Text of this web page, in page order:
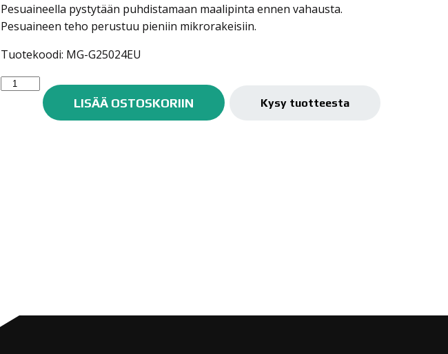
Pesuaineella pystytään puhdistamaan maalipinta ennen vahausta.
Pesuaineen teho perustuu pieniin mikrorakeisiin.
Tuotekoodi: MG-G25024EU
Meguiar's
WashPlus+
G25024EU
LISÄÄ OSTOSKORIIN Kysy tuotteesta